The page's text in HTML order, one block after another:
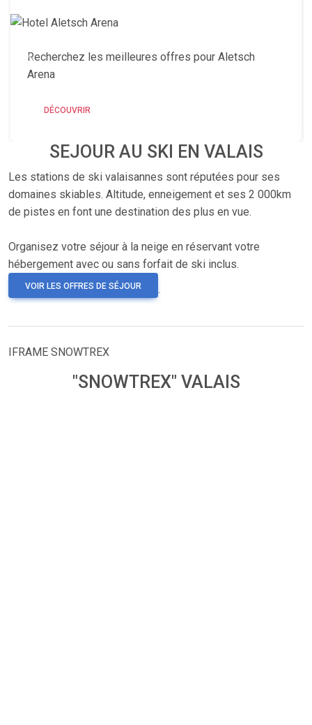
Recherchez les meilleures offres pour Aletsch
Arena
DÉCOUVRIR
SEJOUR AU SKI EN VALAIS
Les stations de ski valaisannes sont réputées pour ses
domaines skiables. Altitude, enneigement et ses 2 000km
de pistes en font une destination des plus en vue.
Organisez votre séjour à la neige en réservant votre
hébergement avec ou sans forfait de ski inclus.
VOIR LES OFFRES DE SÉJOUR .
IFRAME SNOWTREX
"SNOWTREX" VALAIS